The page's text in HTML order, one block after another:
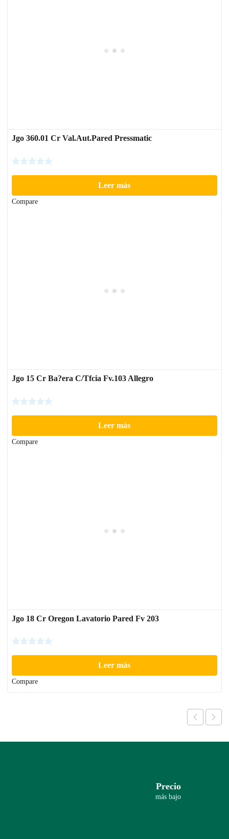
Jgo 360.01 Cr Val.Aut.Pared Pressmatic
Leer más
Compare
Jgo 15 Cr Ba?era C/Tfcia Fv.103 Allegro
Leer más
Compare
Jgo 18 Cr Oregon Lavatorio Pared Fv 203
Leer más
Compare
Precio
más bajo